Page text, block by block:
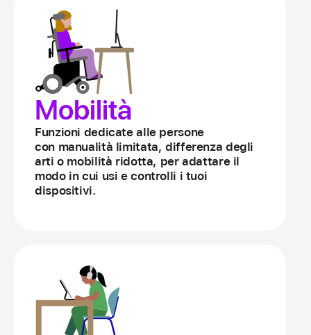
Mobilità
Funzioni dedicate alle persone
con manualità limitata, differenza degli
arti o mobilità ridotta, per adattare il
modo in cui usi e controlli i tuoi
dispositivi.